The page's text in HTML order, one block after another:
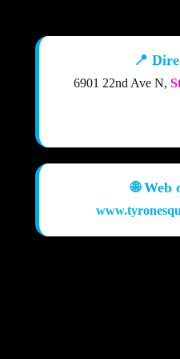
📍
6901 22nd Ave N,
🌐 Web